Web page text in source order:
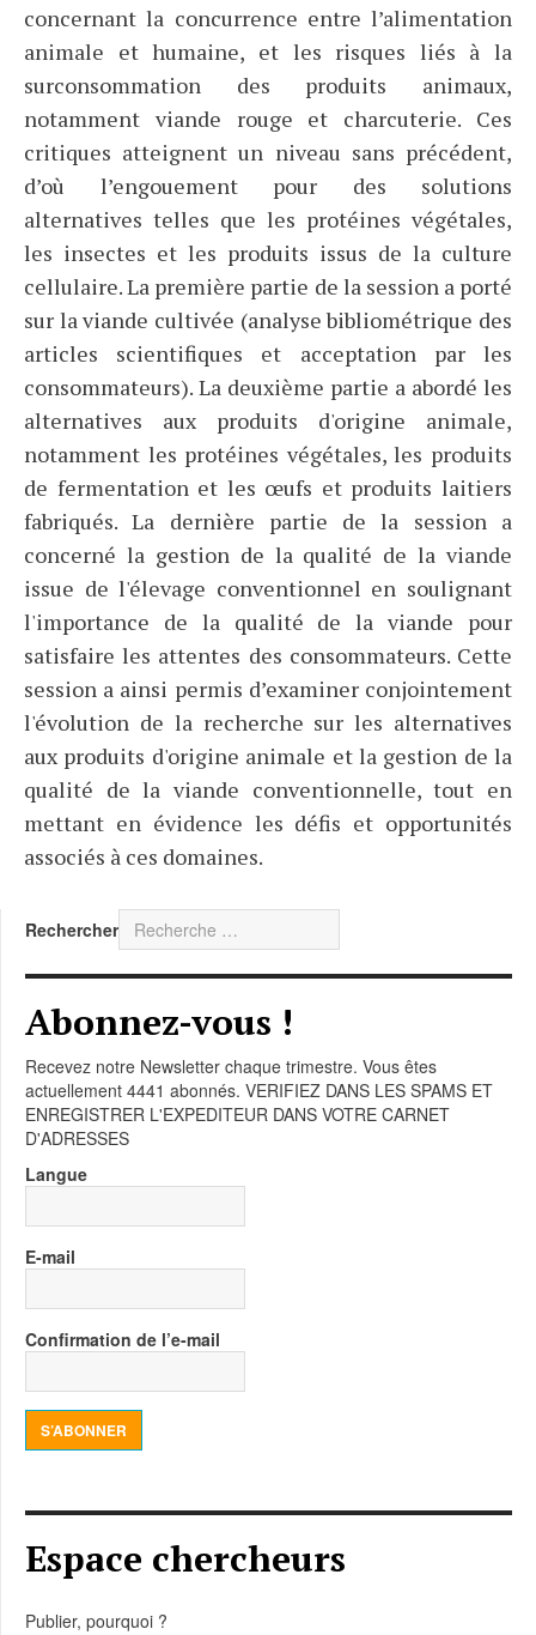
concernant la concurrence entre l’alimentation
animale et humaine, et les risques liés à la
surconsommation des produits animaux,
notamment viande rouge et charcuterie. Ces
critiques atteignent un niveau sans précédent,
d’où l’engouement pour des solutions
alternatives telles que les protéines végétales,
les insectes et les produits issus de la culture
cellulaire. La première partie de la session a porté
sur la viande cultivée (analyse bibliométrique des
articles scientifiques et acceptation par les
consommateurs). La deuxième partie a abordé les
alternatives aux produits d'origine animale,
notamment les protéines végétales, les produits
de fermentation et les œufs et produits laitiers
fabriqués. La dernière partie de la session a
concerné la gestion de la qualité de la viande
issue de l'élevage conventionnel en soulignant
l'importance de la qualité de la viande pour
satisfaire les attentes des consommateurs. Cette
session a ainsi permis d’examiner conjointement
l'évolution de la recherche sur les alternatives
aux produits d'origine animale et la gestion de la
qualité de la viande conventionnelle, tout en
mettant en évidence les défis et opportunités
associés à ces domaines.
Rechercher
Abonnez-vous !
Recevez notre Newsletter chaque trimestre. Vous êtes
actuellement 4441 abonnés. VERIFIEZ DANS LES SPAMS ET
ENREGISTRER L'EXPEDITEUR DANS VOTRE CARNET
D'ADRESSES
Langue
E-mail
Confirmation de l’e-mail
S’ABONNER
Espace chercheurs
Publier, pourquoi ?